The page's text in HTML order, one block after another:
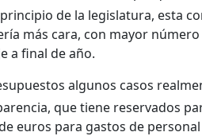
de la legislatura, esta
más cara, con mayor
a final de año.
algunos casos
que tiene reservados
euros para gastos de